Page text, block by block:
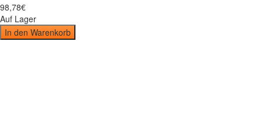
98,78€
Auf Lager
In den Warenkorb